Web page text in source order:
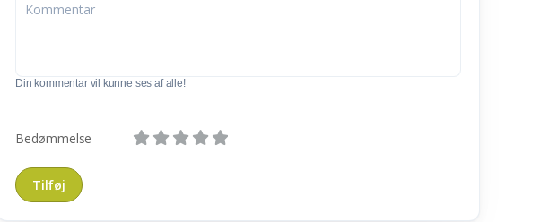
Din kommentar vil kunne ses af alle!
Bedømmelse